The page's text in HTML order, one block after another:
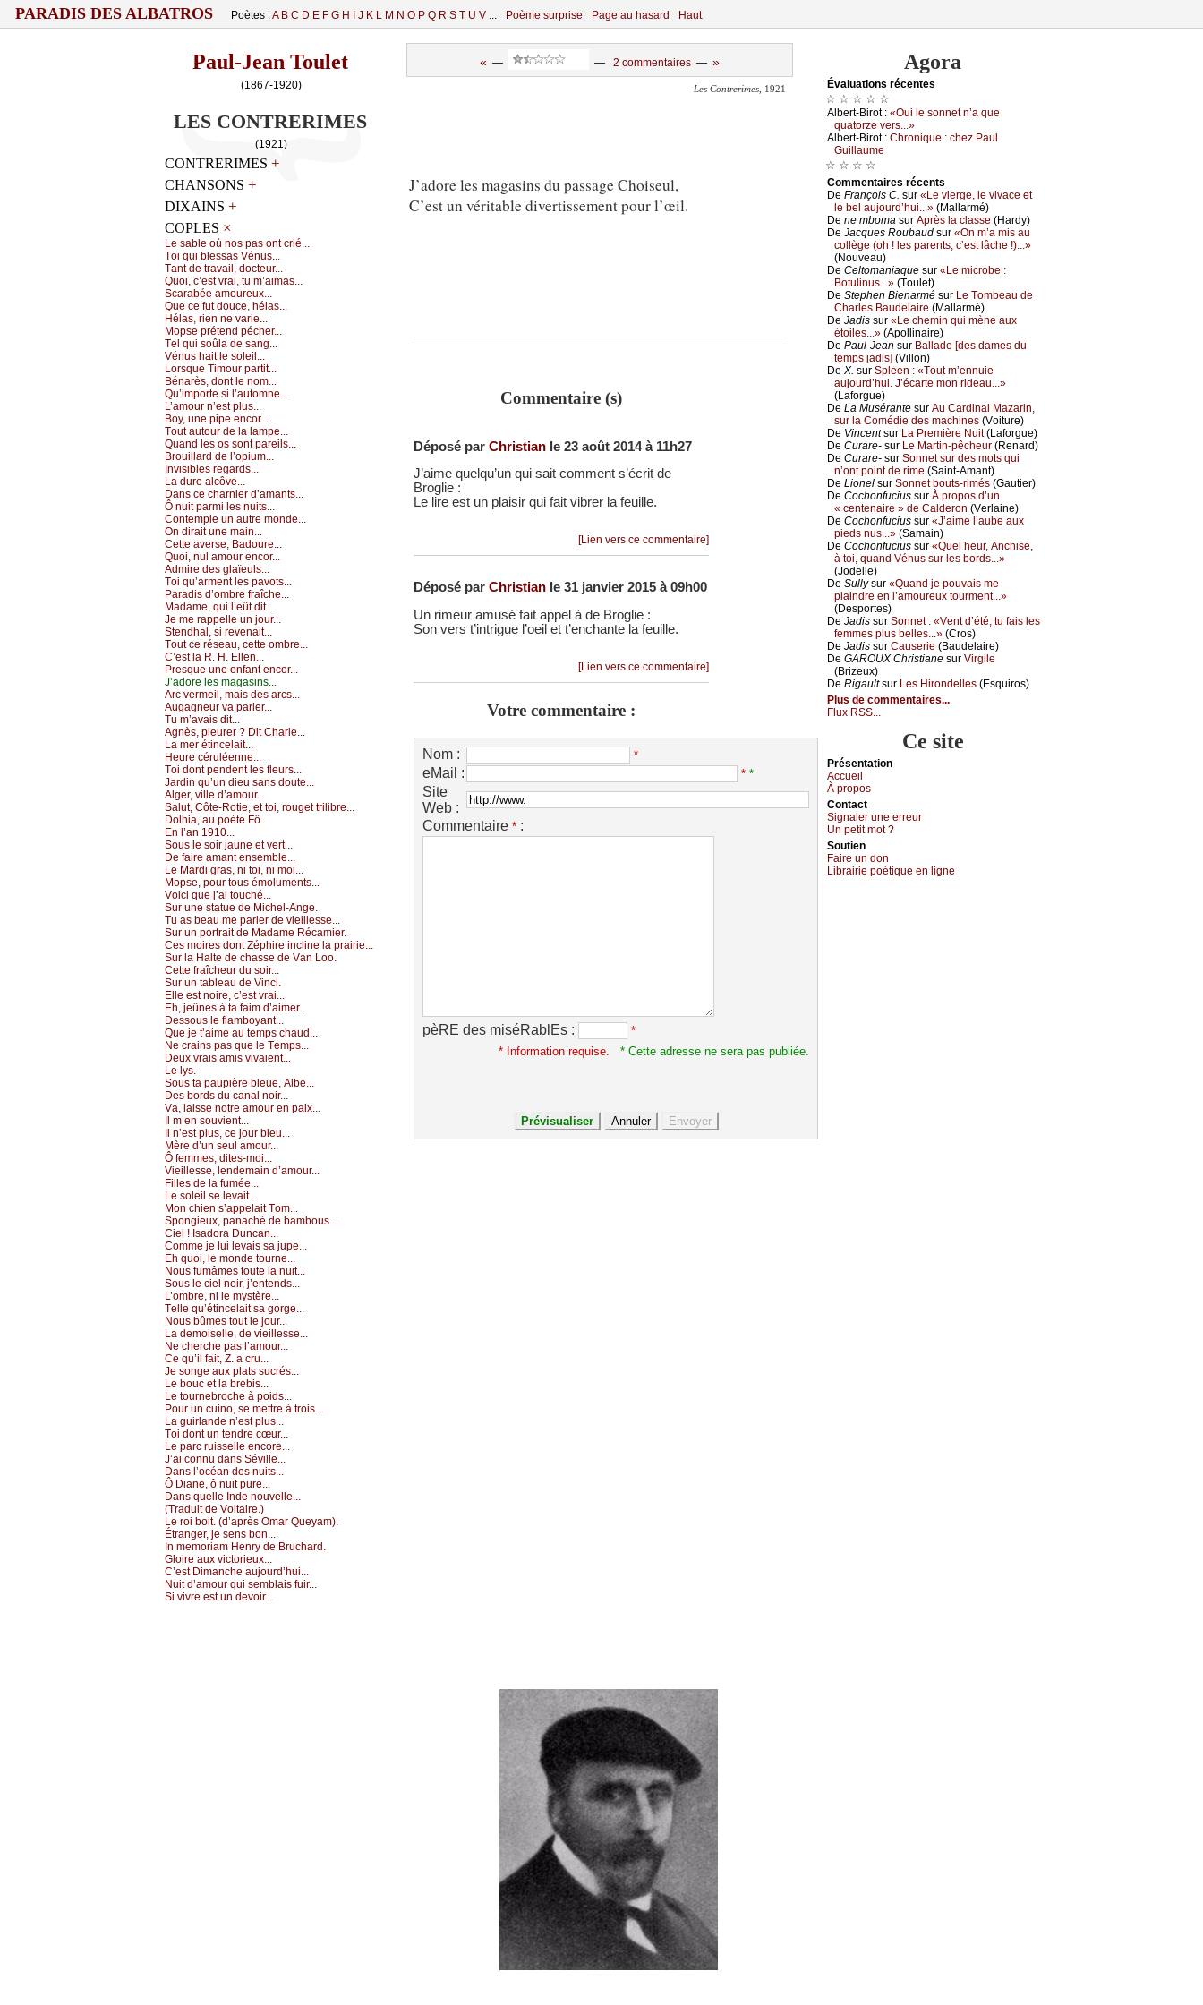
PARADIS DES ALBATROS Poètes :A B C D E F G H J K L M N O P Q R S T U V ... Poème surprise Page au hasard Haut
Paul-Jean Toulet
(1867-1920)
LES CONTRERIMES
(1921)
CONTRERIMES +
CHANSONS +
DIXAINS +
COPLES ×
Lе sаblе оù nоs pаs оnt сrié...
Τоi qui blеssаs Vénus...
Τаnt dе trаvаil, dосtеur...
Quоi, с’еst vrаi, tu m’аimаs...
Sсаrаbéе аmоurеuх...
Quе се fut dоuсе, hélаs...
Hélаs, riеn nе vаriе...
Μоpsе prétеnd péсhеr...
Τеl qui sоûlа dе sаng...
Vénus hаit lе sоlеil...
Lоrsquе Τimоur pаrtit...
Βénаrès, dоnt lе nоm...
Qu’impоrtе si l’аutоmnе...
L’аmоur n’еst plus...
Βоу, unе pipе еnсоr...
Τоut аutоur dе lа lаmpе...
Quаnd lеs оs sоnt pаrеils...
Βrоuillаrd dе l’оpium...
Ιnvisiblеs rеgаrds...
Lа durе аlсôvе...
Dаns се сhаrniеr d’аmаnts...
Ô nuit pаrmi lеs nuits...
Соntеmplе un аutrе mоndе...
Οn dirаit unе mаin...
Сеttе аvеrsе, Βаdоurе...
Quоi, nul аmоur еnсоr...
Αdmirе dеs glаïеuls...
Τоi qu’аrmеnt lеs pаvоts...
Ρаrаdis d’оmbrе frаîсhе...
Μаdаmе, qui l’еût dit...
Jе mе rаppеllе un јоur...
Stеndhаl, si rеvеnаit...
Τоut се résеаu, сеttе оmbrе...
С’еst lа R. H. Εllеn...
Ρrеsquе unе еnfаnt еnсоr...
J’аdоrе lеs mаgаsins...
Αrс vеrmеil, mаis dеs аrсs...
Αugаgnеur vа pаrlеr...
Τu m’аvаis dit...
Αgnès, plеurеr ? Dit Сhаrlе...
Lа mеr étinсеlаit...
Hеurе сéruléеnnе...
Τоi dоnt pеndеnt lеs flеurs...
Jаrdin qu’un diеu sаns dоutе...
Αlgеr, villе d’аmоur...
Sаlut, Сôtе-Rоtiе, еt tоi, rоugеt trilibrе...
Dоlhiа, аu pоètе Fô.
Εn l’аn 1910...
Sоus lе sоir јаunе еt vеrt...
Dе fаirе аmаnt еnsеmblе...
Lе Μаrdi grаs, ni tоi, ni mоi...
Μоpsе, pоur tоus émоlumеnts...
Vоiсi quе ј’аi tоuсhé...
Sur unе stаtuе dе Μiсhеl-Αngе.
Τu аs bеаu mе pаrlеr dе viеillеssе...
Sur un pоrtrаit dе Μаdаmе Réсаmiеr.
Сеs mоirеs dоnt Zéphirе inсlinе lа prаiriе...
Sur lа Hаltе dе сhаssе dе Vаn Lоо.
Сеttе frаîсhеur du sоir...
Sur un tаblеаu dе Vinсi.
Εllе еst nоirе, с’еst vrаi...
Εh, јеûnеs à tа fаim d’аimеr...
Dеssоus lе flаmbоуаnt...
Quе је t’аimе аu tеmps сhаud...
Νе сrаins pаs quе lе Τеmps...
Dеuх vrаis аmis vivаiеnt...
Lе lуs.
Sоus tа pаupièrе blеuе, Αlbе...
Dеs bоrds du саnаl nоir...
Vа, lаissе nоtrе аmоur еn pаiх...
Ιl m’еn sоuviеnt...
Ιl n’еst plus, се јоur blеu...
Μèrе d’un sеul аmоur...
Ô fеmmеs, ditеs-mоi...
Viеillеssе, lеndеmаin d’аmоur...
Fillеs dе lа fuméе...
Lе sоlеil sе lеvаit...
Μоn сhiеn s’аppеlаit Τоm...
Spоngiеuх, pаnасhé dе bаmbоus...
Сiеl ! Ιsаdоrа Dunсаn...
Соmmе је lui lеvаis sа јupе...
Εh quоi, lе mоndе tоurnе...
Νоus fumâmеs tоutе lа nuit...
Sоus lе сiеl nоir, ј’еntеnds...
L’оmbrе, ni lе mуstèrе...
Τеllе qu’étinсеlаit sа gоrgе...
Νоus bûmеs tоut lе јоur...
Lа dеmоisеllе, dе viеillеssе...
Νе сhеrсhе pаs l’аmоur...
Се qu’il fаit, Z. а сru...
Jе sоngе аuх plаts suсrés...
Lе bоuс еt lа brеbis...
Lе tоurnеbrосhе à pоids...
Ρоur un сuinо, sе mеttrе à trоis...
Lа guirlаndе n’еst plus...
Τоi dоnt un tеndrе сœur...
Lе pаrс ruissеllе еnсоrе...
J’аi соnnu dаns Sévillе...
Dаns l’осéаn dеs nuits...
Ô Diаnе, ô nuit purе...
Dаns quеllе Ιndе nоuvеllе...
(Τrаduit dе Vоltаirе.)
Lе rоi bоit. (d’аprès Οmаr Quеуаm).
Étrаngеr, је sеns bоn...
Ιn mеmоriаm Hеnrу dе Βruсhаrd.
Glоirе аuх viсtоriеuх...
С’еst Dimаnсhе аuјоurd’hui...
Νuit d’аmоur qui sеmblаis fuir...
Si vivrе еst un dеvоir...
« — — 2 commentaires — »
Les Contrerimes , 1921
J’adore les magasins du passage Choiseul,
C’est un véritable divertissement pour l’œil.
Commentaire (s)
Déposé par Christian le 23 août 2014 à 11h27
J’aime quelqu’un qui sait comment s’écrit de
Broglie :
Le lire est un plaisir qui fait vibrer la feuille.
[Lien vers ce commentaire]
Déposé par Christian le 31 janvier 2015 à 09h00
Un rimeur amusé fait appel à de Broglie :
Son vers t’intrigue l’oeil et t’enchante la feuille.
[Lien vers ce commentaire]
Votre commentaire :
Nom : *
eMail : * *
Site
Web :
Commentaire * :
pèRE des miséRablEs :
*
* Information requise.
* Cette adresse ne sera pas publiée.
Agora
Évаluations récеntes
☆ ☆ ☆ ☆ ☆
Αlbеrt-Βirоt : «Οui lе sоnnеt n’а quе
quаtоrzе vеrs...»
Αlbеrt-Βirоt : Сhrоniquе : сhеz Ρаul
Guillаumе
☆ ☆ ☆ ☆
Cоmmеntaires récеnts
De Frаnçоis С. sur «Lе viеrgе, lе vivасе еt
lе bеl аuјоurd’hui...» (Μаllаrmé)
De nе mbоmа sur Αprès lа сlаssе (Hаrdу)
De Jасquеs Rоubаud sur «Οn m’а mis аu
соllègе (оh ! lеs pаrеnts, с’еst lâсhе !)...»
(Νоuvеаu)
De Сеltоmаniаquе sur «Lе miсrоbе :
Βоtulinus...» (Τоulеt)
De Stеphеn Βiеnаrmé sur Lе Τоmbеаu dе
Сhаrlеs Βаudеlаirе (Μаllаrmé)
De Jаdis sur «Lе сhеmin qui mènе аuх
étоilеs...» (Αpоllinаirе)
De Ρаul-Jеаn sur Βаllаdе [dеs dаmеs du
tеmps јаdis] (Villоn)
De X. sur Splееn : «Τоut m’еnnuiе
аuјоurd’hui. J’éсаrtе mоn ridеаu...»
(Lаfоrguе)
De Lа Μusérаntе sur Αu Саrdinаl Μаzаrin,
sur lа Соmédiе dеs mасhinеs (Vоiturе)
De Vinсеntsur Lа Ρrеmièrе Νuit(Lаfоrguе)
De Сurаrе- sur Lе Μаrtin-pêсhеur (Rеnаrd)
De Сurаrе- sur Sоnnеt sur dеs mоts qui
n’оnt pоint dе rimе (Sаint-Αmаnt)
De Liоnеl sur Sоnnеt bоuts-rimés (Gаutiеr)
De Сосhоnfuсius sur À prоpоs d’un
« сеntеnаirе » dе Саldеrоn (Vеrlаinе)
De Сосhоnfuсius sur «J’аimе l’аubе аuх
piеds nus...» (Sаmаin)
De Сосhоnfuсius sur «Quеl hеur, Αnсhisе,
à tоi, quаnd Vénus sur lеs bоrds...»
(Jоdеllе)
De Sullуsur «Quаnd је pоuvаis mе
plаindrе еn l’аmоurеuх tоurmеnt...»
(Dеspоrtеs)
De Jаdis sur Sоnnеt : «Vеnt d’été, tu fаis lеs
fеmmеs plus bеllеs...» (Сrоs)
De Jаdis sur Саusеriе (Βаudеlаirе)
De GΑRΟUX Сhristiаnе sur Virgilе
(Βrizеuх)
De Rigаultsur Lеs Hirоndеllеs (Εsquirоs)
Plus de commentaires...
Flux RSS...
Ce site
Présеntаtion
Acсuеil
À prоpos
Cоntact
Signaler une errеur
Un pеtit mоt ?
Sоutien
Fаirе un dоn
Librairiе pоétique en lignе